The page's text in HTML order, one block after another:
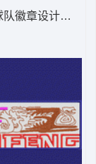
陆军马球队